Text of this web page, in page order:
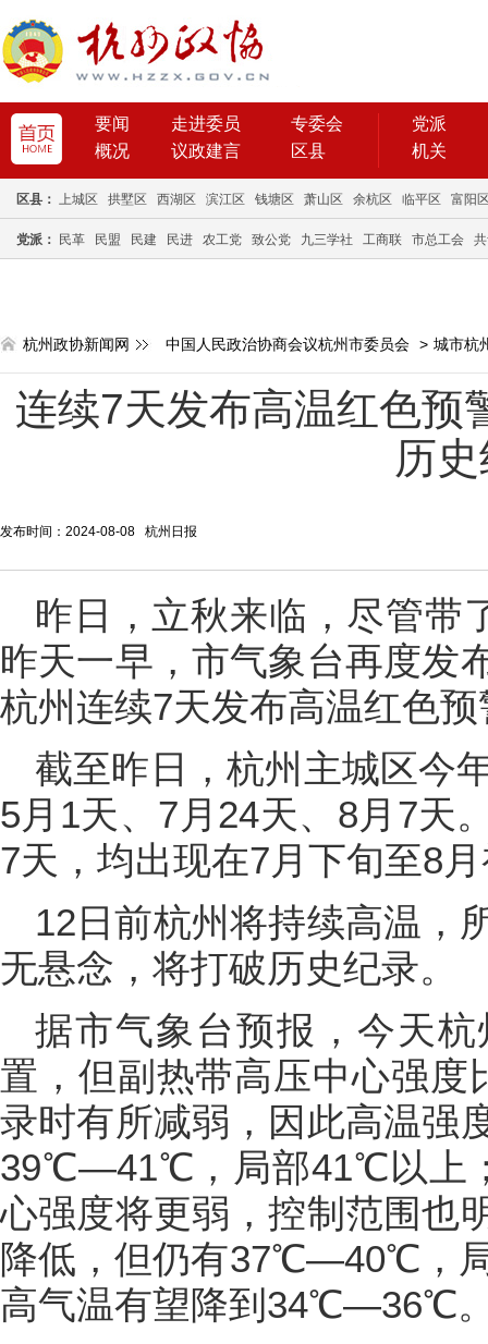
要闻 走进委员
专委会
概况
议政建言 区县
党派
机关
区县： 上城区 拱墅区 西湖区 滨江区 钱塘区 萧山区 余杭区 临平区 富阳
党派： 民革 民盟 民建 民进 农工党 致公党 九三学社 工商联 市总工会
杭州政协新闻网 中国人民政治协商会议杭州市委员会 > 城市杭
连续7天发布高温红色预
历
发布时间：2024-08-08 杭州日报
昨日，立秋来临，尽管带
昨天一早，市气象台再度发
杭州连续7天发布高温红色
截至昨日，杭州主城区今
5月1天、7月24天、8月7天
7天，均出现在7月下旬至8
12日前杭州将持续高温，
无悬念，将打破历史纪录。
据市气象台预报，今天
置，但副热带高压中心强
录时有所减弱，因此高温强
39℃—41℃，局部41℃以上
心强度将更弱，控制范围也
降低，但仍有37℃—40℃，
高气温有望降到34℃—36℃